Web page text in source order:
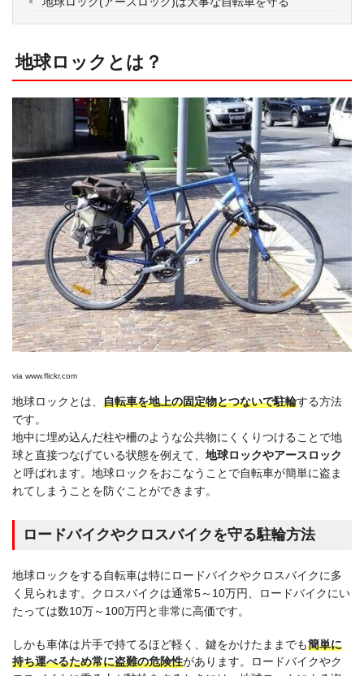
地球ロックとは？
via www.flickr.com
地球ロックとは、 自転車を地上の固定物とつないで駐輪する​方法
です。
地中に埋め込んだ柱や柵のような公共物にくくりつけることで地
球と直接つなげている状態を例えて、 地球ロックやアースロック
と呼ばれます。地球ロックをおこなうことで自転車が簡単に盗ま
れてしまうことを防ぐことができます。
ロードバイクやクロスバイクを守る駐輪方法
地球ロックをする自転車は特にロードバイクやクロスバイクに多
く見られます。クロスバイクは通常5～10万円、ロードバイクにい
たっては数10万～100万円と非常に高価です。
しかも車体は片手で持てるほど軽く、鍵をかけたままでも簡単に
持ち運べるため常に盗難の危険性があります。ロードバイクやク